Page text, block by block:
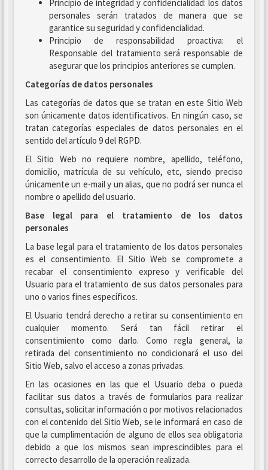
Principio de integridad y confidencialidad: los datos
personales serán tratados de manera que se
garantice su seguridad y confidencialidad.
Principio de responsabilidad proactiva: el
Responsable del tratamiento será responsable de
asegurar que los principios anteriores se cumplen.
Categorías de datos personales
Las categorías de datos que se tratan en este Sitio Web
son únicamente datos identificativos. En ningún caso, se
tratan categorías especiales de datos personales en el
sentido del artículo 9 del RGPD.
El Sitio Web no requiere nombre, apellido, teléfono,
domicilio, matrícula de su vehículo, etc, siendo preciso
únicamente un e-mail y un alias, que no podrá ser nunca el
nombre o apellido del usuario.
Base legal para el tratamiento de los datos
personales
La base legal para el tratamiento de los datos personales
es el consentimiento. El Sitio Web se compromete a
recabar el consentimiento expreso y verificable del
Usuario para el tratamiento de sus datos personales para
uno o varios fines específicos.
El Usuario tendrá derecho a retirar su consentimiento en
cualquier momento. Será tan fácil retirar el
consentimiento como darlo. Como regla general, la
retirada del consentimiento no condicionará el uso del
Sitio Web, salvo el acceso a zonas privadas.
En las ocasiones en las que el Usuario deba o pueda
facilitar sus datos a través de formularios para realizar
consultas, solicitar información o por motivos relacionados
con el contenido del Sitio Web, se le informará en caso de
que la cumplimentación de alguno de ellos sea obligatoria
debido a que los mismos sean imprescindibles para el
correcto desarrollo de la operación realizada.